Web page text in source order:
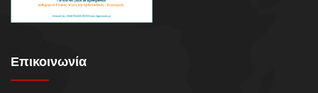
Επικοινωνία